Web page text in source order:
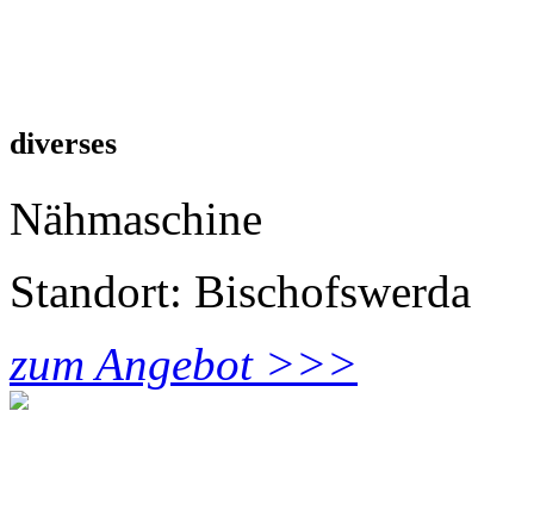
diverses
Nähmaschine
Standort: Bischofswerda
zum Angebot >>>